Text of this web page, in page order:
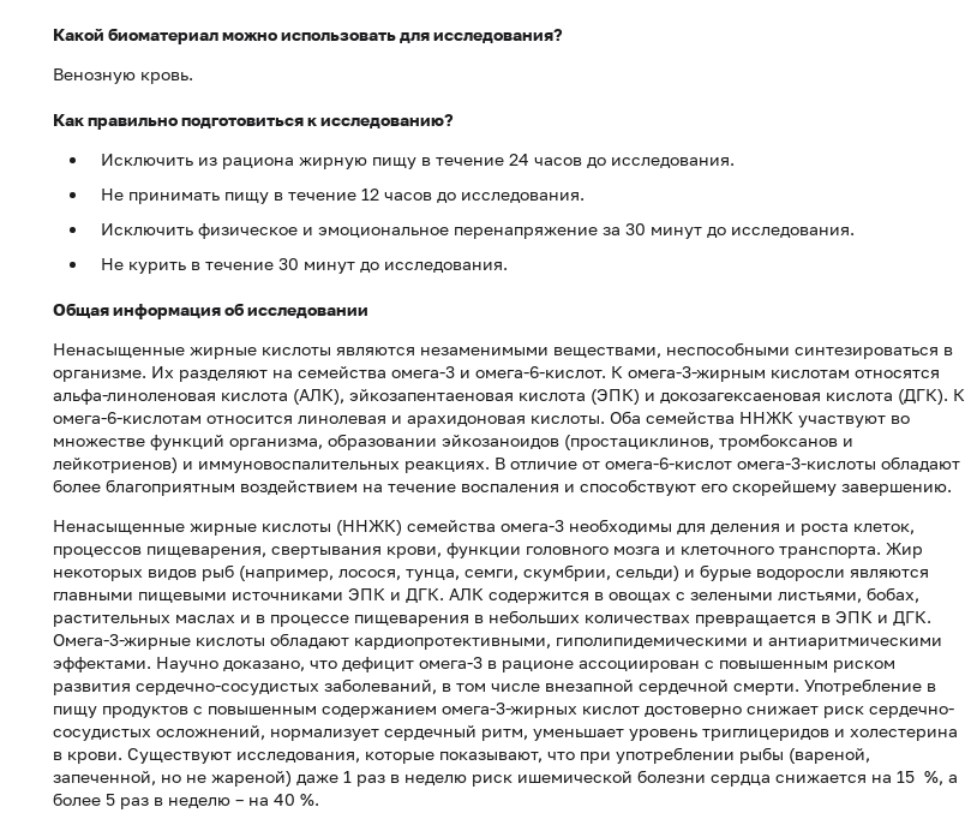
Какой биоматериал можно использовать для исследования?
Венозную кровь.
Как правильно подготовиться к исследованию?
Исключить из рациона жирную пищу в течение 24 часов до исследования.
Не принимать пищу в течение 12 часов до исследования.
Исключить физическое и эмоциональное перенапряжение за 30 минут до исследования.
Не курить в течение 30 минут до исследования.
Общая информация об исследовании
Ненасыщенные жирные кислоты являются незаменимыми веществами, неспособными синтезироваться в
организме. Их разделяют на семейства омега-3 и омега-6-кислот. К омега-3-жирным кислотам относятся
альфа-линоленовая кислота (АЛК), эйкозапентаеновая кислота (ЭПК) и докозагексаеновая кислота (ДГК). К
омега-6-кислотам относится линолевая и арахидоновая кислоты. Оба семейства ННЖК участвуют во
множестве функций организма, образовании эйкозаноидов (простациклинов, тромбоксанов и
лейкотриенов) и иммуновоспалительных реакциях. В отличие от омега-6-кислот омега-3-кислоты обладают
более благоприятным воздействием на течение воспаления и способствуют его скорейшему завершению.
Ненасыщенные жирные кислоты (ННЖК) семейства омега-3 необходимы для деления и роста клеток,
процессов пищеварения, свертывания крови, функции головного мозга и клеточного транспорта. Жир
некоторых видов рыб (например, лосося, тунца, семги, скумбрии, сельди) и бурые водоросли являются
главными пищевыми источниками ЭПК и ДГК. АЛК содержится в овощах с зелеными листьями, бобах,
растительных маслах и в процессе пищеварения в небольших количествах превращается в ЭПК и ДГК.
Омега-3-жирные кислоты обладают кардиопротективными, гиполипидемическими и антиаритмическими
эффектами. Научно доказано, что дефицит омега-3 в рационе ассоциирован с повышенным риском
развития сердечно-сосудистых заболеваний, в том числе внезапной сердечной смерти. Употребление в
пищу продуктов с повышенным содержанием омега-3-жирных кислот достоверно снижает риск сердечно-
сосудистых осложнений, нормализует сердечный ритм, уменьшает уровень триглицеридов и холестерина
в крови. Существуют исследования, которые показывают, что при употреблении рыбы (вареной,
запеченной, но не жареной) даже 1 раз в неделю риск ишемической болезни сердца снижается на 15 %, а
более 5 раз в неделю – на 40 %.